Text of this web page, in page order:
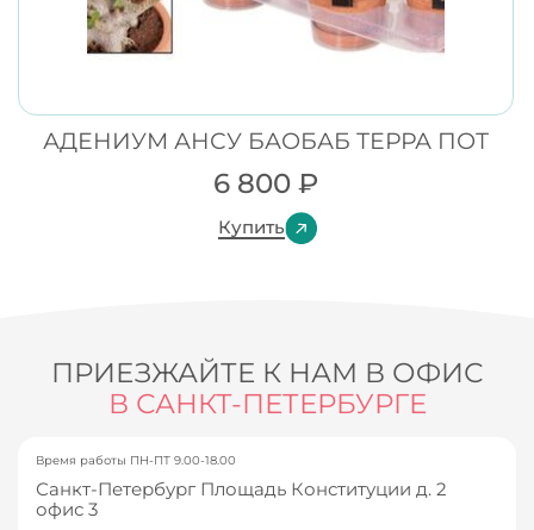
АДЕНИУМ АНСУ БАОБАБ ТЕРРА ПОТ
6 800₽
Купить
ПРИЕЗЖАЙТЕ К НАМ В ОФИС
В САНКТ-ПЕТЕРБУРГЕ
Время работы ПН-ПТ 9.00-18.00
Санкт-Петербург Площадь Конституции д. 2
офис 3